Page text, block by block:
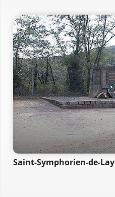
Saint-Symphorien-de-Lay